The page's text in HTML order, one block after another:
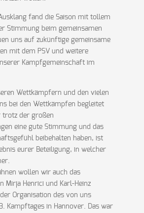
fand die Saison mit tollem
Stimmung beim gemeinsamen
uns auf zukünftige gemeinsame
mit dem PSV und weitere
Kampfgemeinschaft im
Wettkämpfern und den vielen
bei den Wettkämpfen begleitet
trotz der großen
eine gute Stimmung und das
beibehalten haben, ist
eurer Beteiligung, in welcher
wollen wir auch das
Mirja Henrici und Karl-Heinz
Organisation des von uns
Kampftages in Hannover. Das war